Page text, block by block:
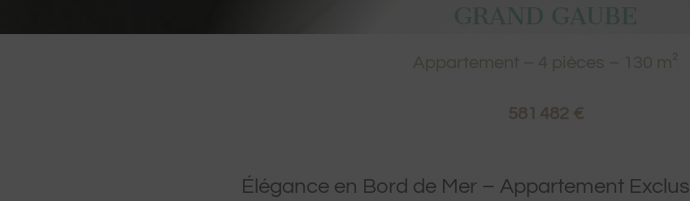
GRAND GAUBE
Appartement – 4 pièces – 130 m²
581 482 €
Élégance en Bord de Mer – Appartement